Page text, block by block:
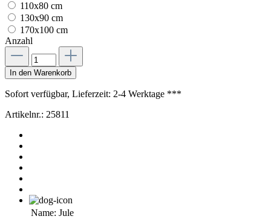
110x80 cm
130x90 cm
170x100 cm
Anzahl
In den Warenkorb
Sofort verfügbar, Lieferzeit: 2-4 Werktage ***
Artikelnr.: 25811
Name: Jule